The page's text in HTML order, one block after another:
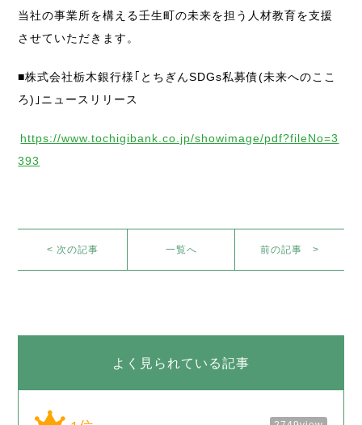
当社の事業所を構える壬生町の未来を担う人材教育を支援
させていただきます。
■株式会社栃木銀行様｢とちぎんSDGs私募債(未来へのここ
ろ)｣ニュースリリース
https://www.tochigibank.co.jp/showimage/pdf?fileNo=3
393
< 次の記事 一覧へ 前の記事 >
よく見られている記事